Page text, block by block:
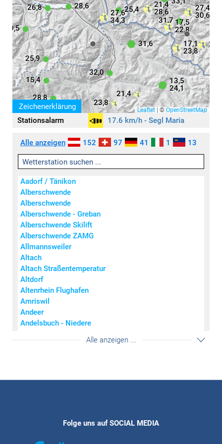
Zeichenerklärung
25,4
23,8
15,4
28,8
30,5
32,0
25,9
21,4
26,8
31,7
28,6
31,6
13,5
24,1
17,1
23,8
21,4
28,6
27,6
34,3
17,5
22,8
27,4
30,6
Leaflet © OpenStreetMap
Stationsalarm
17.6 km/h - Segl Maria
Aktivität
keine / wenig
leicht
mäßig
sehr stark
extrem stark
Symbole
Wind(km/h)
< 7
7 - 14
15 - 27
45 - 73
Regen
15,1 - 60
Alle anzeigen 152 97 41 1 13
Aadorf / Tänikon
Alberschwende
Alberschwende
Alberschwende - Greban
Alberschwende Skilift
Alberschwende ZAMG
Allmannsweiler
Altach
Altach Straßentemperatur
Altdorf
Altenrhein Flughafen
Amriswil
Andeer
Andelsbuch - Niedere
Balingen-Bronnhaupten
Bartholomäberg
Alle anzeigen ... Akkordeon auf-/
Folge uns auf SOCIAL MEDIA